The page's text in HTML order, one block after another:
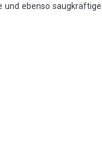
und ebenso saugkräftige